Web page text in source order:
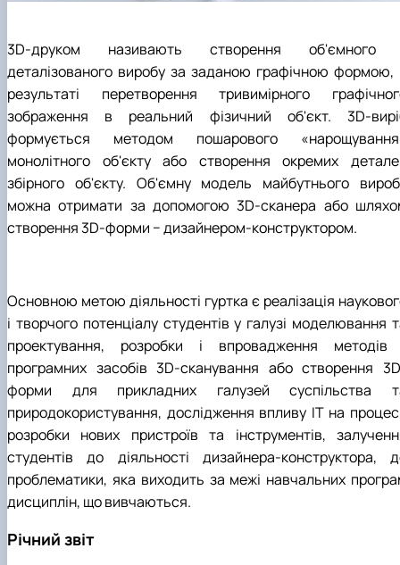
3D-друком називають створення об'ємного
деталізованого виробу за заданою графічною формою,
результаті перетворення тривимірного
зображення в реальний фізичний об'єкт. 3D-
формується методом пошарового
монолітного об'єкту або створення окремих
збірного об'єкту. Об'ємну модель майбутнього
можна отримати за допомогою 3D-сканера або
створення 3D-форми − дизайнером-конструктором.
Основною метою діяльності гуртка є реалізація
і творчого потенціалу студентів у галузі моделювання
проектування, розробки і впровадження методів
програмних засобів 3D-сканування або створення
форми для прикладних галузей суспільства
природокористування, дослідження впливу ІТ на
розробки нових пристроїв та інструментів,
студентів до діяльності дизайнера-конструктора,
проблематики, яка виходить за межі навчальних
дисциплін, що вивчаються.
Річний звіт